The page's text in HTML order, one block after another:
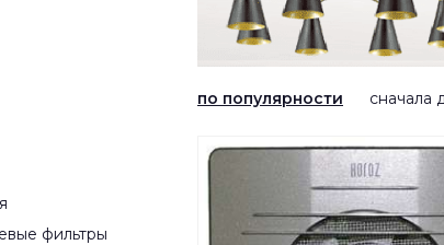
фильтры
по популярности сначала